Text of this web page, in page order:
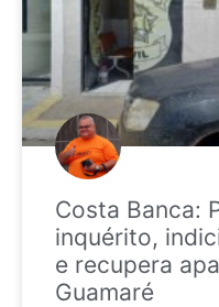
Costa Banca:
inquérito,
e recupera
Guamaré